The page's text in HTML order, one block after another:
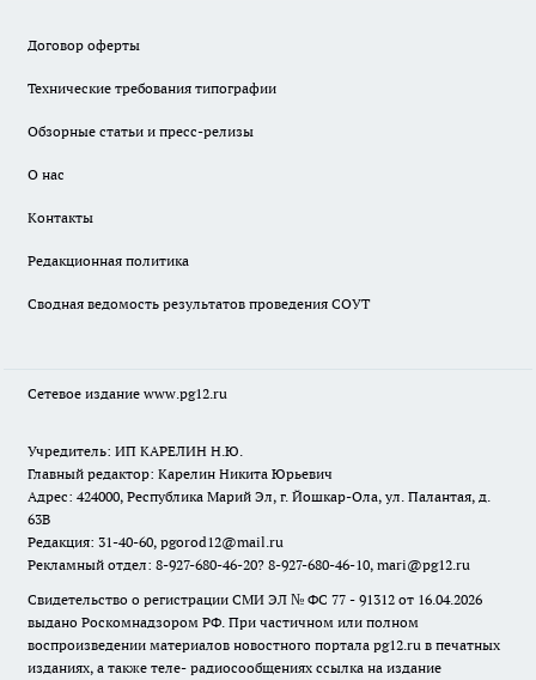
Договор оферты
Технические требования типографии
Обзорные статьи и пресс-релизы
О нас
Контакты
Редакционная политика
Сводная ведомость результатов проведения СОУТ
Сетевое издание www.pg12.ru
Учредитель: ИП КАРЕЛИН Н.Ю.
Главный редактор: Карелин Никита Юрьевич
Адрес: 424000, Республика Марий Эл, г. Йошкар-Ола, ул. Палантая, д.
63В
Редакция: 31-40-60, pgorod12@mail.ru
Рекламный отдел: 8-927-680-46-20? 8-927-680-46-10, mari@pg12.ru
Свидетельство о регистрации СМИ ЭЛ № ФС 77 - 91312 от 16.04.2026
выдано Роскомнадзором РФ. При частичном или полном
воспроизведении материалов новостного портала pg12.ru в печатных
изданиях, а также теле- радиосообщениях ссылка на издание